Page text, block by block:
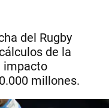
del Rugby
de la
impacto
millones.